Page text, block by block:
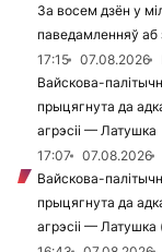
За восем дзён у
паведамленняў аб
17:15
07.08.2026
Вайскова-
прыцягнута да
агрэсіі — Латушка
17:07
07.08.2026
Вайскова-
прыцягнута да
агрэсіі — Латушка